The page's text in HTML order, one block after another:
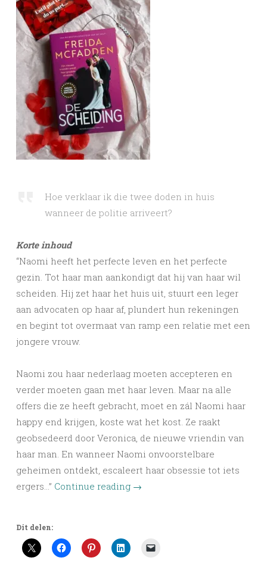
Hoe verklaar ik die twee doden in huis
wanneer de politie arriveert?
Korte inhoud
“Naomi heeft het perfecte leven en het perfecte
gezin. Tot haar man aankondigt dat hij van haar wil
scheiden. Hij zet haar het huis uit, stuurt een leger
aan advocaten op haar af, plundert hun rekeningen
en begint tot overmaat van ramp een relatie met een
jongere vrouw.
Naomi zou haar nederlaag moeten accepteren en
verder moeten gaan met haar leven. Maar na alle
offers die ze heeft gebracht, moet en zál Naomi haar
happy end krijgen, koste wat het kost. Ze raakt
geobsedeerd door Veronica, de nieuwe vriendin van
haar man. En wanneer Naomi onvoorstelbare
geheimen ontdekt, escaleert haar obsessie tot iets
ergers…” Continue reading →
Dit delen: